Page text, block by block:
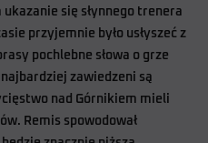
się słynnego trenera
przyjemnie było usłyszeć z
pochlebne słowa o grze
zawiedzeni są
nad Górnikiem mieli
Remis spowodował